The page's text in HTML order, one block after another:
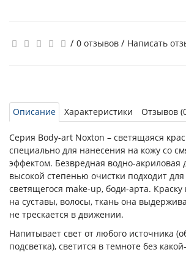
/ 0 отзывов / Написать
Описание Характеристики Отзывов
Серия Body-art Noxton – светящаяся
специально для нанесения на кожу со
эффектом. Безвредная водно-акриловая
высокой степенью очистки подходит
светящегося make-up, боди-арта.
на суставы, волосы, ткань она
не трескается в движении.
Напитывает свет от любого источника
подсветка), светится в темноте без